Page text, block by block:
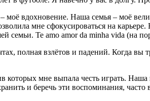
вдохновение. Наша семья – моё
мне сфокусироваться на
семьи. Te amo amor da minha vida (на
полная взлётов и падений. Когда вы
которых мне выпала честь играть.
и беречь эти воспоминания,